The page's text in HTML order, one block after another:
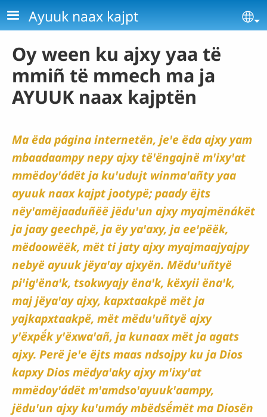
Pasar al contenido principal
Ayuuk naax kajpt
Oy ween ku ajxy yaa të
mmiñ të mmech ma ja
AYUUK naax kajptën
Ma ëda página internetën, jeꞌe ëda ajxy yam
mbaadaampy nepy ajxy tëꞌëngajnë mꞌixyꞌat
mmëdoyꞌádët ja kuꞌudujt winmaꞌañty yaa
ayuuk naax kajpt jootypë; paady ëjts
nëyꞌamëjaaduñëë jëduꞌun ajxy myajmënákët
ja jaay geechpë, ja ëy yaꞌaxy, ja eeꞌpëëk,
mëdoowëëk, mët ti jaty ajxy myajmaajyajpy
nebyë ayuuk jëyaꞌay ajxyën. Mëduꞌuñtyë
piꞌigꞌënaꞌk, tsokwyajy ënaꞌk, këxyii ënaꞌk,
maj jëyaꞌay ajxy, kapxtaakpë mët ja
yajkapxtaakpë, mët mëduꞌuñtyë ajxy
yꞌëxpë́k yꞌëxwaꞌañ, ja kunaax mët ja agats
ajxy. Perë jeꞌe ëjts maas ndsojpy ku ja Dios
kapxy Dios mëdyaꞌaky ajxy mꞌixyꞌat
mmëdoyꞌádët mꞌamdsoꞌayuukꞌaampy,
jëduꞌun ajxy kuꞌumáy mbëdsë́mët ma Diosën